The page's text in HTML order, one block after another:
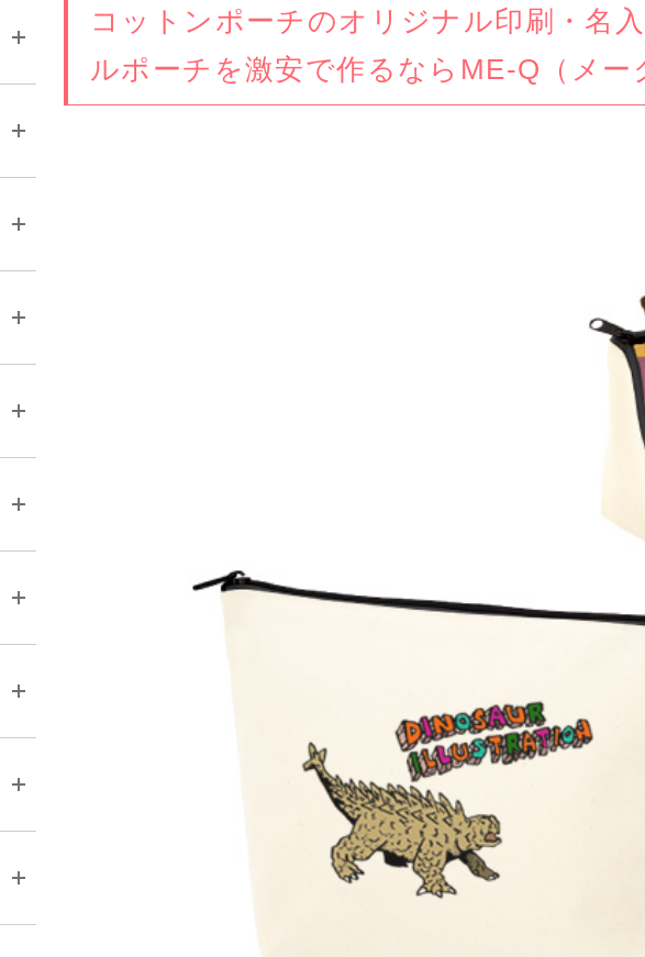
コットンポーチのオリジナル印刷・名
ルポーチを激安で作るならME-Q（メー